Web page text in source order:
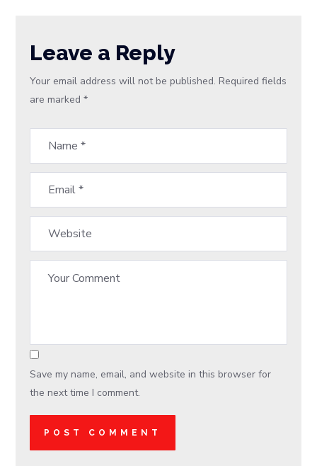
Leave a Reply
Your email address will not be published. Required fields
are marked*
Save my name, email, and website in this browser for
the next time I comment.